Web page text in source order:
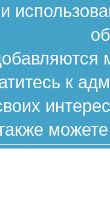
к